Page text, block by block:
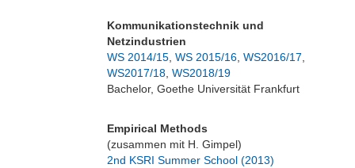
Kommunikationstechnik und
Netzindustrien
WS 2014/15 WS 2015/16 WS2016/17
WS2017/18 WS2018/19
Bachelor, Goethe Universität Frankfurt
Empirical Methods
(zusammen mit H. Gimpel)
2nd KSRI Summer School (2013)